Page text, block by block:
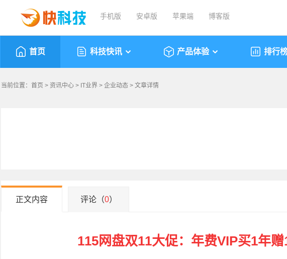
手机版 安卓版 苹果端 博客版
首页 科技快讯 产品体验 排行
当前位置： 首页 > 资讯中心 > IT业界 > 企业动态 > 文章详情
正文内容 评论（0）
115网盘双11大促：年费VIP买1年